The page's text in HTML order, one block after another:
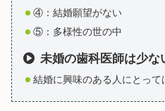
④：結婚願望がない
⑤：多様性の世の中
未婚の歯科医師は少な
結婚に興味のある人にとって